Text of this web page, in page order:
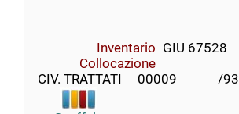
Inventario GIU 67528
Collocazione
CIV. TRATTATI     00009             /93